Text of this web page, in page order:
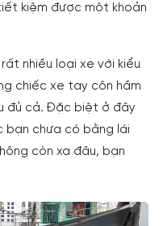
kiệm được một khoản
nhiều loại xe với kiểu
chiếc xe tay côn hầm
đủ cả. Đặc biệt ở đây
bạn chưa có bằng lái
còn xa đâu, bạn